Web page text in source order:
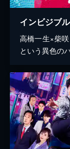
インビジブル
高橋一生×柴
という異色の